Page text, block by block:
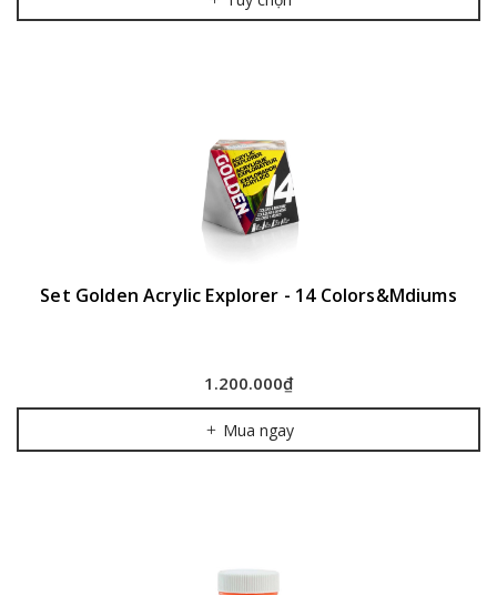
Set Golden Acrylic Explorer - 14 Colors&Mdiums
1.200.000₫
Mua ngay